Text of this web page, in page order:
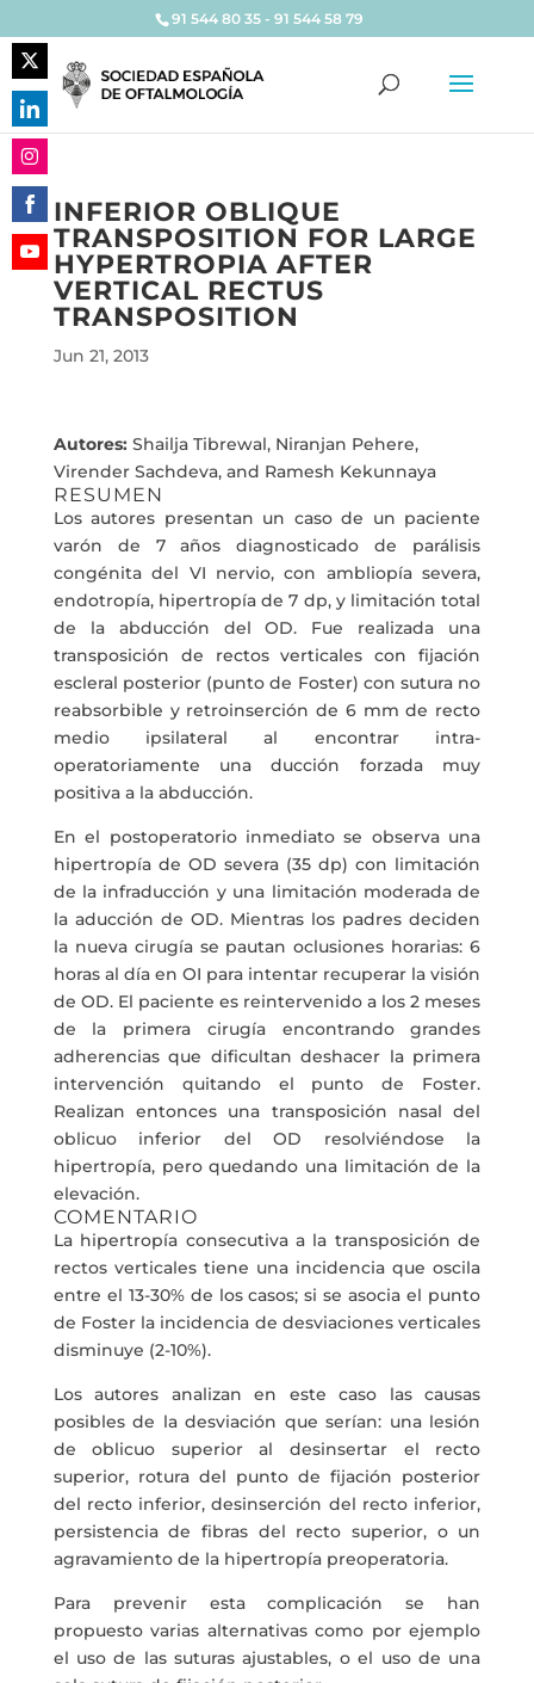
91 544 80 35 - 91 544 58 79
INFERIOR OBLIQUE
TRANSPOSITION FOR LARGE
HYPERTROPIA AFTER
VERTICAL RECTUS
TRANSPOSITION
Jun 21, 2013
Autores: Shailja Tibrewal, Niranjan Pehere,
Virender Sachdeva, and Ramesh Kekunnaya
RESUMEN
Los autores presentan un caso de un paciente
varón de 7 años diagnosticado de parálisis
congénita del VI nervio, con ambliopía severa,
endotropía, hipertropía de 7 dp, y limitación total
de la abducción del OD. Fue realizada una
transposición de rectos verticales con fijación
escleral posterior (punto de Foster) con sutura no
reabsorbible y retroinserción de 6 mm de recto
medio ipsilateral al encontrar intra-
operatoriamente una ducción forzada muy
positiva a la abducción.
En el postoperatorio inmediato se observa una
hipertropía de OD severa (35 dp) con limitación
de la infraducción y una limitación moderada de
la aducción de OD. Mientras los padres deciden
la nueva cirugía se pautan oclusiones horarias: 6
horas al día en OI para intentar recuperar la visión
de OD. El paciente es reintervenido a los 2 meses
de la primera cirugía encontrando grandes
adherencias que dificultan deshacer la primera
intervención quitando el punto de Foster.
Realizan entonces una transposición nasal del
oblicuo inferior del OD resolviéndose la
hipertropía, pero quedando una limitación de la
elevación.
COMENTARIO
La hipertropía consecutiva a la transposición de
rectos verticales tiene una incidencia que oscila
entre el 13-30% de los casos; si se asocia el punto
de Foster la incidencia de desviaciones verticales
disminuye (2-10%).
Los autores analizan en este caso las causas
posibles de la desviación que serían: una lesión
de oblicuo superior al desinsertar el recto
superior, rotura del punto de fijación posterior
del recto inferior, desinserción del recto inferior,
persistencia de fibras del recto superior, o un
agravamiento de la hipertropía preoperatoria.
Para prevenir esta complicación se han
propuesto varias alternativas como por ejemplo
el uso de las suturas ajustables, o el uso de una
Share
on
Twitter
Share
on
LinkedIn
Share
on
Instagram
Share
on
Facebook
Share